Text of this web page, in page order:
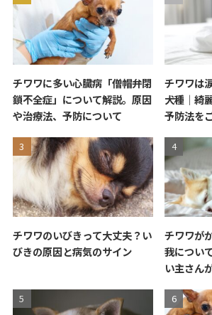
チワワに多い心臓病「僧帽弁閉
鎖不全症」について解説。原因
や治療法、予防について
チワワは
犬種｜綺
予防法を
チワワのいびきって大丈夫？い
びきの原因と病気のサイン
チワワが
我につい
い主さん